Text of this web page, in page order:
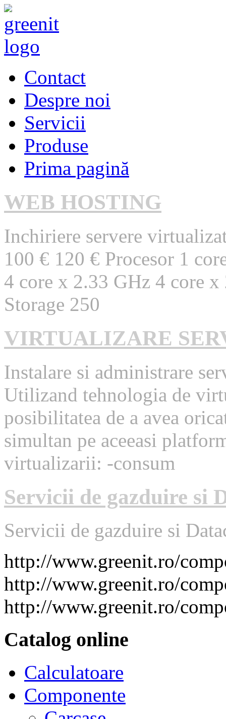
Contact
Despre noi
Servicii
Produse
Prima pagină
WEB HOSTING
Inchiriere servere
100 € 120 € Procesor 1
4 core x 2.33 GHz 4 core
Storage 250
VIRTUALIZARE
Instalare si administrare
Utilizand tehnologia de
posibilitatea de a avea
simultan pe aceeasi
virtualizarii: -consum
Servicii de gazduire si
Servicii de gazduire si
http://www.greenit.ro/
http://www.greenit.ro/
http://www.greenit.ro/
Catalog online
Calculatoare
Componente